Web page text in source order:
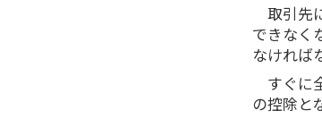
取引先
できなく
なければ
すぐに
の控除と